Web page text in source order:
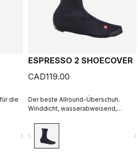
die
dennavigate_next
ESPRESSO 2 SHOECOVER
CAD119.00
Der beste Allround-Überschuh.
Winddicht, wasserabweisend,
An- und Ausziehen. Rennrad und
Gravel.
navigate_before